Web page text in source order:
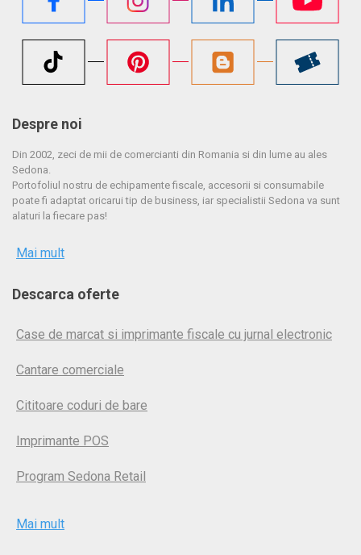
Despre noi
Din 2002, zeci de mii de comercianti din Romania si din lume au ales
Sedona.
Portofoliul nostru de echipamente fiscale, accesorii si consumabile
poate fi adaptat oricarui tip de business, iar specialistii Sedona va sunt
alaturi la fiecare pas!
Mai mult
Descarca oferte
Case de marcat si imprimante fiscale cu jurnal electronic
Cantare comerciale
Cititoare coduri de bare
Imprimante POS
Program Sedona Retail
Mai mult